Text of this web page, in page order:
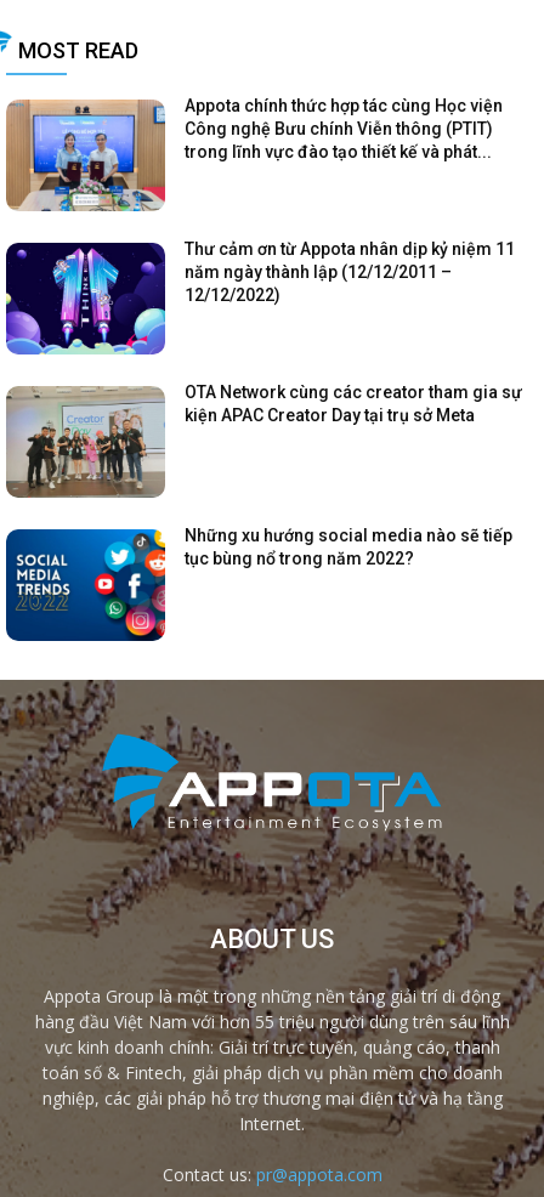
MOST READ
Appota chính thức hợp tác cùng Học viện
Công nghệ Bưu chính Viễn thông (PTIT)
trong lĩnh vực đào tạo thiết kế và phát...
Thư cảm ơn từ Appota nhân dịp kỷ niệm 11
năm ngày thành lập (12/12/2011 –
12/12/2022)
OTA Network cùng các creator tham gia sự
kiện APAC Creator Day tại trụ sở Meta
Những xu hướng social media nào sẽ tiếp
tục bùng nổ trong năm 2022?
ABOUT US
Appota Group là một trong những nền tảng giải trí di động
hàng đầu Việt Nam với hơn 55 triệu người dùng trên sáu lĩnh
vực kinh doanh chính: Giải trí trực tuyến, quảng cáo, thanh
toán số & Fintech, giải pháp dịch vụ phần mềm cho doanh
nghiệp, các giải pháp hỗ trợ thương mại điện tử và hạ tầng
Internet.
Contact us: pr@appota.com